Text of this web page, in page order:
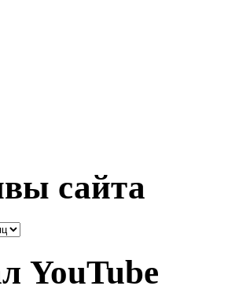
сайта
YouTube